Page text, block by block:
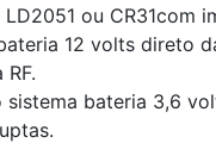
ou CR31com
12 volts direto
bateria 3,6